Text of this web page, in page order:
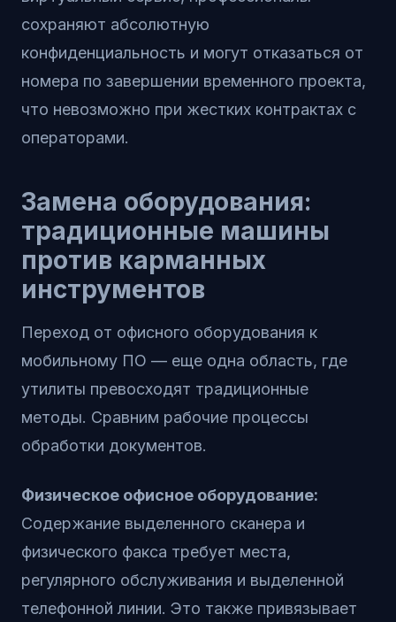
сохраняют абсолютную
конфиденциальность и могут отказаться от
номера по завершении временного проекта,
что невозможно при жестких контрактах с
операторами.
Замена оборудования:
традиционные машины
против карманных
инструментов
Переход от офисного оборудования к
мобильному ПО — еще одна область, где
утилиты превосходят традиционные
методы. Сравним рабочие процессы
обработки документов.
Физическое офисное оборудование:
Содержание выделенного сканера и
физического факса требует места,
регулярного обслуживания и выделенной
телефонной линии. Это также привязывает